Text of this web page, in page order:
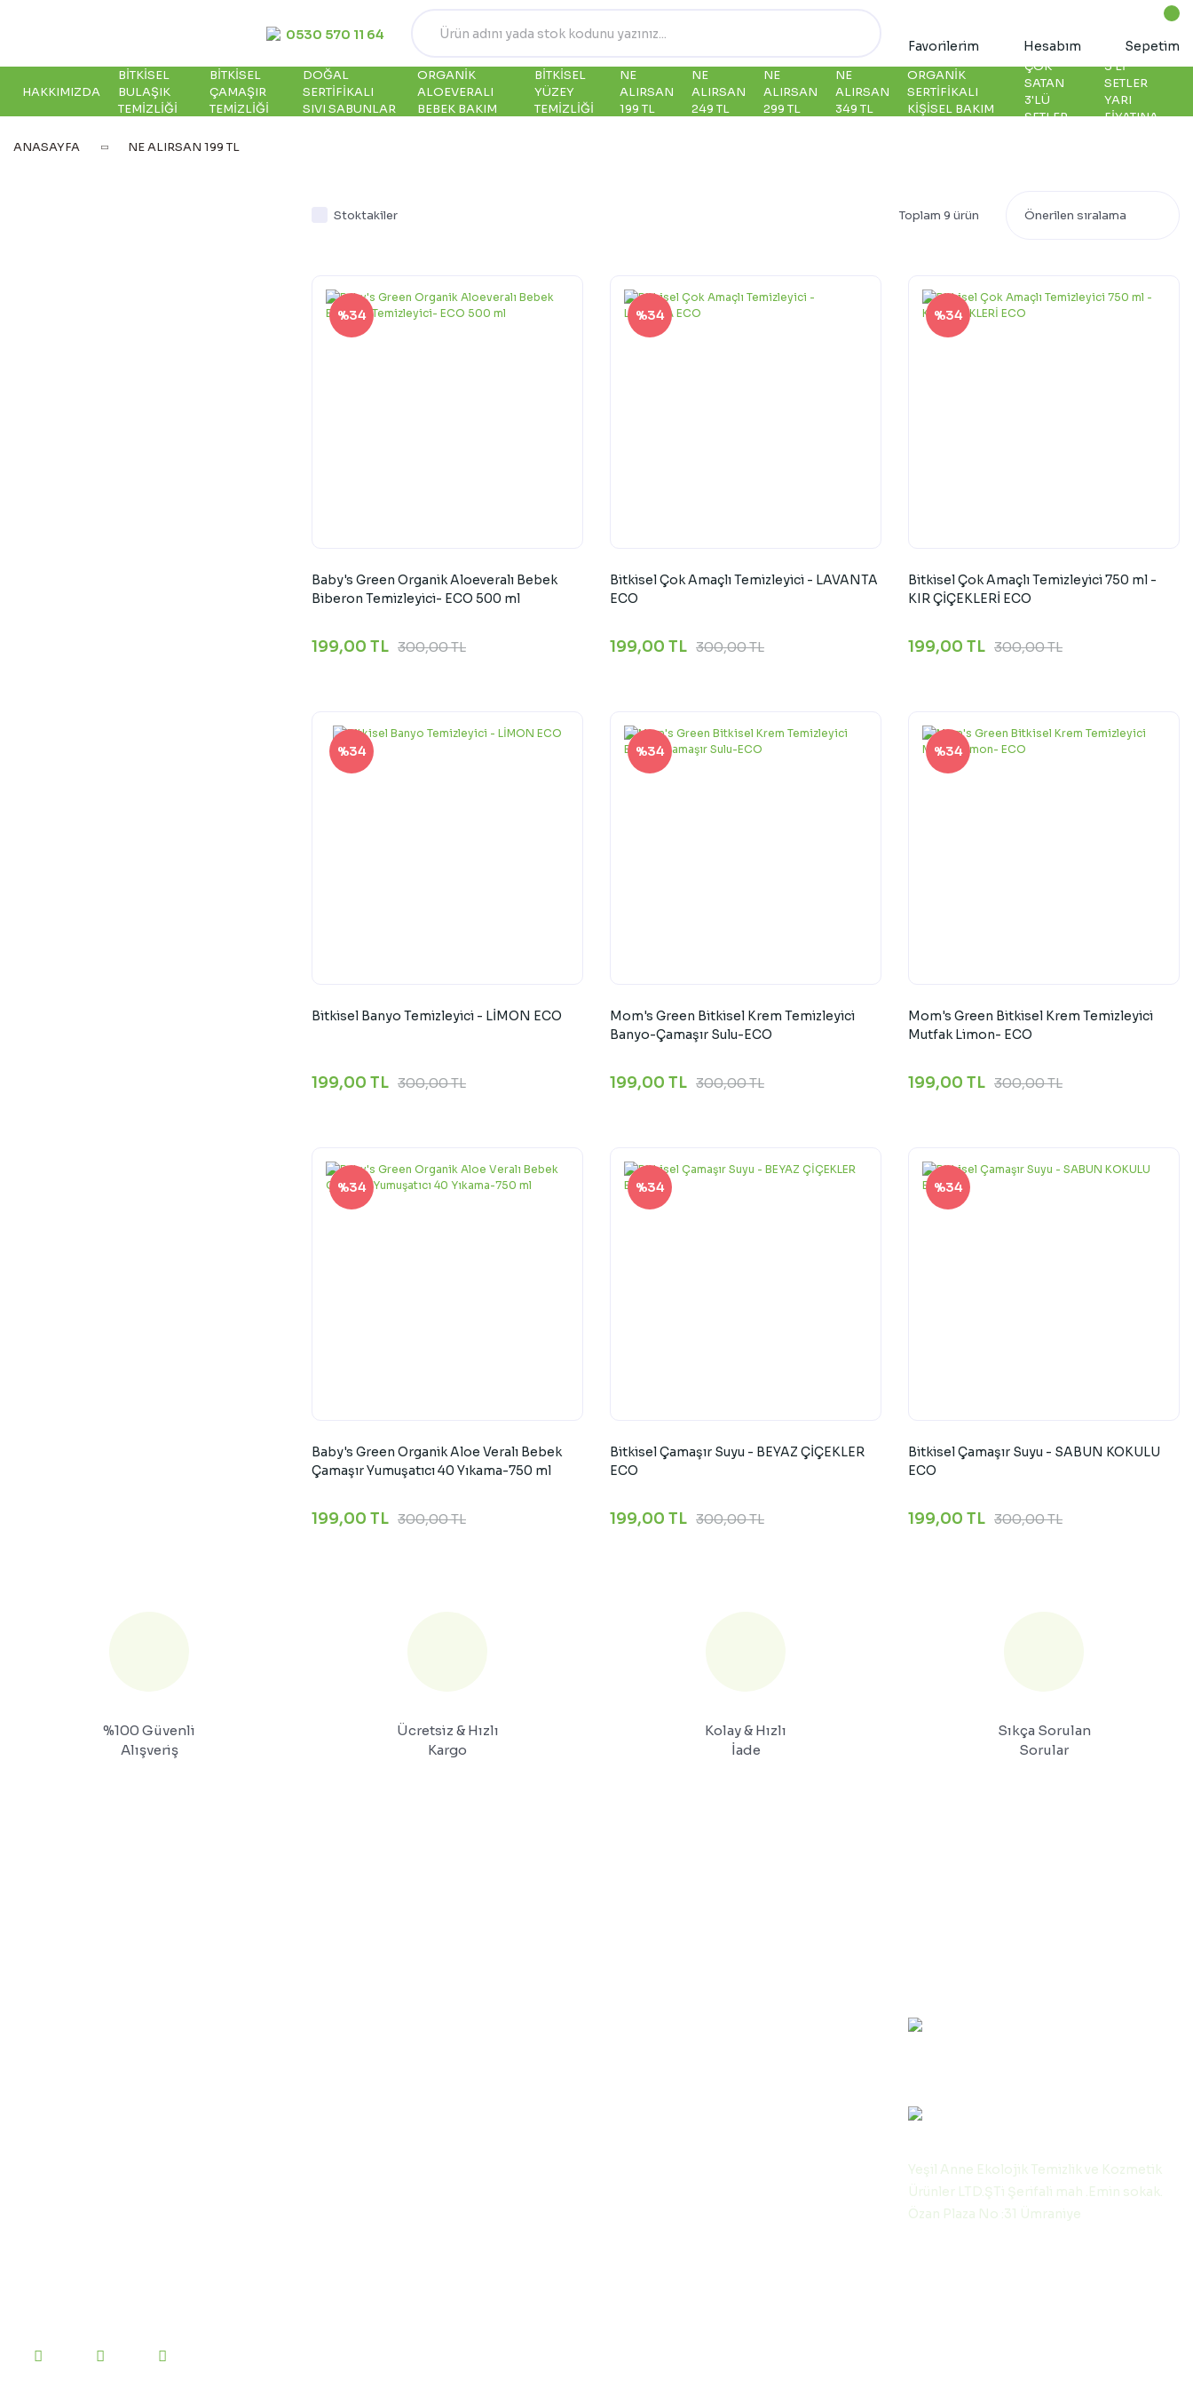
0530 570 11 64
Favorilerim Hesabım Sepetim
HAKKIMIZDA
BITKISEL
BULAŞIK
TEMIZLIĞI
BITKISEL
ÇAMAŞIR
TEMIZLIĞI
DOĞAL
SERTIFIKALI
SIVI SABUNLAR
ORGANIK
ALOEVERALI
BEBEK BAKIM
BITKISEL
YÜZEY
TEMIZLIĞI
NE
ALIRSAN
199 TL
NE
ALIRSAN
249 TL
NE
ALIRSAN
299 TL
NE
ALIRSAN
349 TL
ORGANIK
SERTIFIKALI
KIŞISEL BAKIM
ÇOK
SATAN
3'LÜ
SETLER
5'LI
SETLER
YARI
FIYATINA
ANASAYFA
NE ALIRSAN 199 TL
Stoktakiler Toplam 9 ürün
%34
Baby's Green Organik Aloeveralı Bebek
Biberon Temizleyici- ECO 500 ml
199,00 TL 300,00 TL
%34
Bitkisel Çok Amaçlı Temizleyici - LAVANTA
ECO
199,00 TL 300,00 TL
%34
Bitkisel Çok Amaçlı Temizleyici 750 ml -
KIR ÇİÇEKLERİ ECO
199,00 TL 300,00 TL
%34
Bitkisel Banyo Temizleyici - LİMON ECO
199,00 TL 300,00 TL
%34
Mom's Green Bitkisel Krem Temizleyici
Banyo-Çamaşır Sulu-ECO
199,00 TL 300,00 TL
%34
Mom's Green Bitkisel Krem Temizleyici
Mutfak Limon- ECO
199,00 TL 300,00 TL
%34
Baby's Green Organik Aloe Veralı Bebek
Çamaşır Yumuşatıcı 40 Yıkama-750 ml
199,00 TL 300,00 TL
%34
Bitkisel Çamaşır Suyu - BEYAZ ÇİÇEKLER
ECO
199,00 TL 300,00 TL
%34
Bitkisel Çamaşır Suyu - SABUN KOKULU
ECO
199,00 TL 300,00 TL
%100 Güvenli
Alışveriş
Ücretsiz & Hızlı
Kargo
Kolay & Hızlı
İade
Sıkça Sorulan
Sorular
Yeşil Anne Ekolojik Temizlik ve Kozmetik
Ürünler LTD.ŞTi Şerifali mah .Emin sokak.
Özan Plaza No :31 Ümraniye